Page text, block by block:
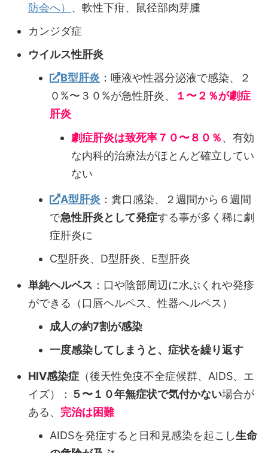
防会へ） 、軟性下疳、鼠径部肉芽腫
カンジダ症
ウイルス性肝炎
B型肝炎 ：唾液や性器分泌液で感染、２
０%〜３０%が急性肝炎、
１〜２％が劇症
肝炎
劇症肝炎は致死率７０〜８０％、有効
な内科的治療法がほとんど確立してい
ない
A型肝炎 ：糞口感染、２週間から６週間
で急性肝炎として発症する事が多く稀に劇
症肝炎に
C型肝炎、D型肝炎、E型肝炎
単純ヘルペス ：口や陰部周辺に水ぶくれや発疹
ができる（口唇ヘルペス、性器へルペス）
成人の約7割が感染
一度感染してしまうと、症状を繰り返す
HIV感染症 （後天性免疫不全症候群、AIDS、エ
イズ）： ５〜１０年無症状で気付かない場合が
ある、 完治は困難
AIDSを発症すると日和見感染を起こし生命